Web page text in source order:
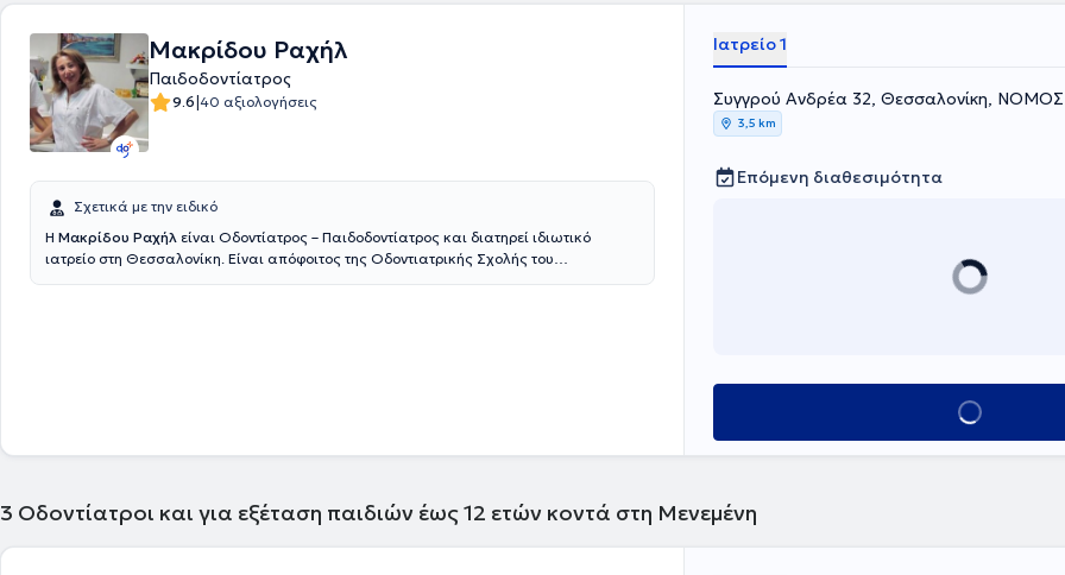
Μακρίδου Ραχήλ
Παιδοδοντίατρος
9.6|40 αξιολογήσεις
Σχετικά με την ειδικό
Η Μακρίδου Ραχήλ είναι Οδοντίατρος – Παιδοδοντίατρος και διατηρεί ιδιωτικό
ιατρείο στη Θεσσαλονίκη. Είναι απόφοιτος της Οδοντιατρικής Σχολής του
Ιατρείο 1
Συγγρού Ανδρέα 32, Θεσσαλονίκη,
3,5 km
Επόμενη διαθεσιμότητα
Κλείσε ραντεβού
3 Οδοντίατροι και για εξέταση παιδιών έως 12 ετών κοντά στη Μενεμένη